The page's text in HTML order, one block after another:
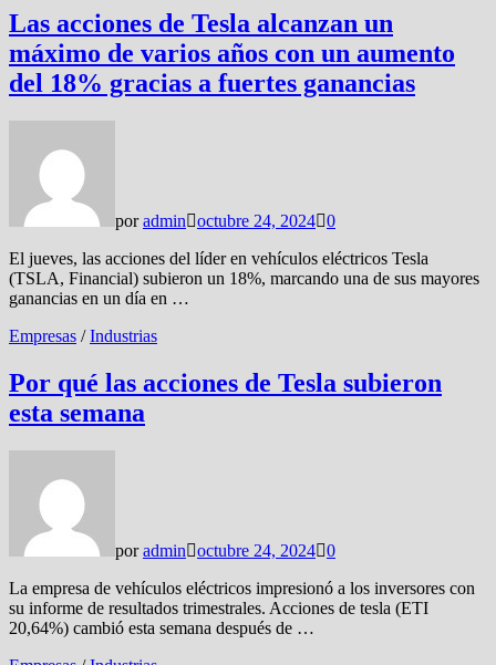
Las acciones de Tesla alcanzan un
máximo de varios años con un aumento
del 18% gracias a fuertes ganancias
poradmin octubre 24, 2024 0
El jueves, las acciones del líder en vehículos eléctricos Tesla
(TSLA, Financial) subieron un 18%, marcando una de sus mayores
ganancias en un día en …
Empresas /Industrias
Por qué las acciones de Tesla subieron
esta semana
poradmin octubre 24, 2024 0
La empresa de vehículos eléctricos impresionó a los inversores con
su informe de resultados trimestrales. Acciones de tesla (ETI
20,64%) cambió esta semana después de …